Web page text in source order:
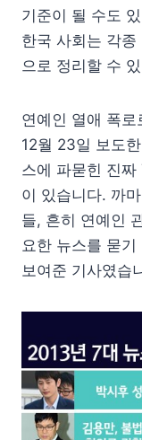
기준이 될 수도
한국 사회는 각
으로 정리할 수
연예인 열애 폭
12월 23일 보도
스에 파묻힌 진
이 있습니다. 까
들, 흔히 연예인
요한 뉴스를 묻
보여준 기사였습